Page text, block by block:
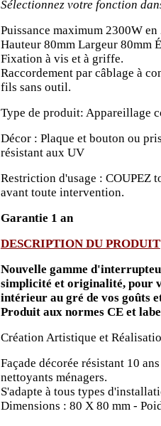
Sélectionnez votre fonction
Puissance maximum 2300W
Hauteur 80mm Largeur 80mm
Fixation à vis et à griffe.
Raccordement par câblage à
fils sans outil.
Type de produit: Appareillage
Décor : Plaque et bouton ou
résistant aux UV
Restriction d'usage : COUPEZ
avant toute intervention.
Garantie 1 an
DESCRIPTION DU PRODUIT
Nouvelle gamme
simplicité et originalité, pour
intérieur au gré de vos goûts
Produit aux normes CE et
Création Artistique et
Façade décorée résistant 10
nettoyants ménagers.
S'adapte à tous types
Dimensions : 80 X 80 mm -